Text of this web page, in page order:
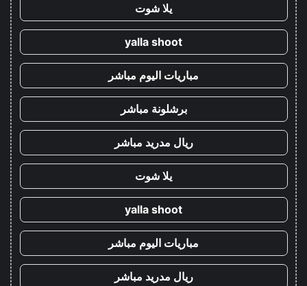
يلا شوت
yalla shoot
مباريات اليوم مباشر
برشلونة مباشر
ريال مدريد مباشر
يلا شوت
yalla shoot
مباريات اليوم مباشر
ريال مدريد مباشر